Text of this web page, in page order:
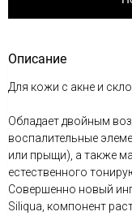
Описание
Для кожи с акне и
Обладает двойным
воспалительные
или прыщи), а также
естественного
Совершенно новый
Siliqua, компонент